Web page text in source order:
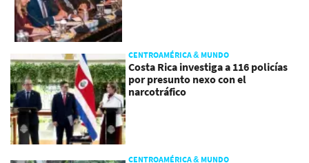
CENTROAMÉRICA & MUNDO
Costa Rica investiga a 116 policías
por presunto nexo con el
narcotráfico
CENTROAMÉRICA & MUNDO